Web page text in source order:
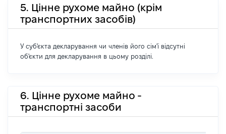
5. Цінне рухоме майно (крім
транспортних засобів)
У суб'єкта декларування чи членів його сім'ї відсутні
об'єкти для декларування в цьому розділі.
6. Цінне рухоме майно -
транспортні засоби